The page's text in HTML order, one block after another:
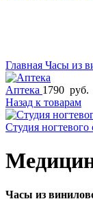
Главная Часы из
Аптека 1790 руб.
Назад к товарам
Студия ногтевого
Часы из